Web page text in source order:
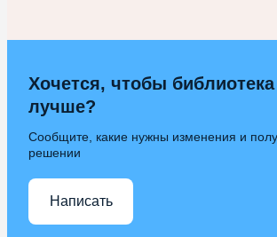
Хочется, чтобы библиотека
лучше?
Сообщите, какие нужны изменения и
решении
Написать